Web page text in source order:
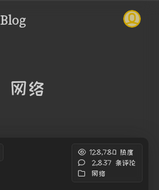
Blog
网络
128,780 热度
2,837 条评论
网络